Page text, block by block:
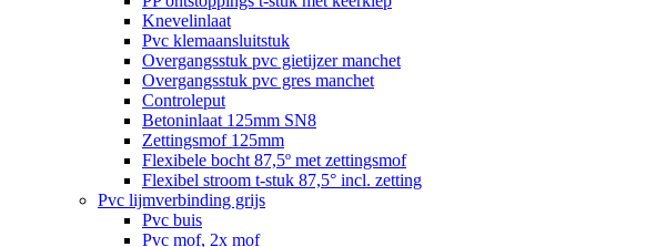
Knevelinlaat
Pvc klemaansluitstuk
Overgangsstuk pvc gietijzer manchet
Overgangsstuk pvc gres manchet
Controleput
Betoninlaat 125mm SN8
Zettingsmof 125mm
Flexibele bocht 87,5º met zettingsmof
Flexibel stroom t-stuk 87,5° incl. zetting
Pvc lijmverbinding grijs
Pvc buis
Pvc mof, 2x mof